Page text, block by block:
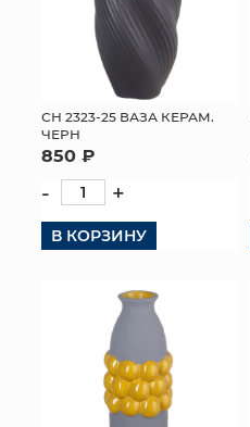
СН 2323-25 ВАЗА КЕРАМ.
ЧЕРН
850 ₽
- +
В КОРЗИНУ